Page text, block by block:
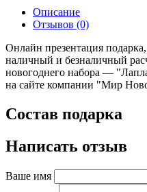
Описание
Отзывов (0)
Онлайн презентация
наличный и безналичный
новогоднего набора —
на сайте компании "Мир
Состав подарка
Написать отзыв
Ваше имя